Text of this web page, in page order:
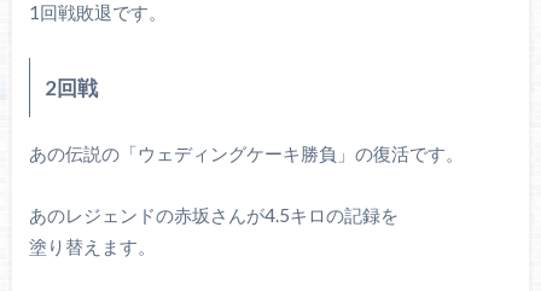
1回戦敗退です。
2回戦
あの伝説の「ウェディングケーキ勝負」の復活です。
あのレジェンドの赤坂さんが4.5キロの記録を
塗り替えます。